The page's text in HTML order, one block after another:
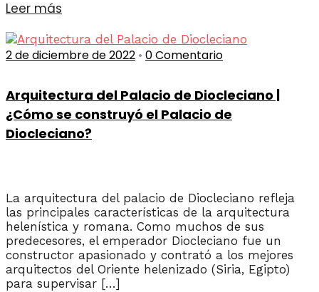
Leer más
2 de diciembre de 2022 • 0 Comentario
Arquitectura del Palacio de Diocleciano |
¿Cómo se construyó el Palacio de
Diocleciano?
La arquitectura del palacio de Diocleciano refleja
las principales características de la arquitectura
helenística y romana. Como muchos de sus
predecesores, el emperador Diocleciano fue un
constructor apasionado y contrató a los mejores
arquitectos del Oriente helenizado (Siria, Egipto)
para supervisar […]